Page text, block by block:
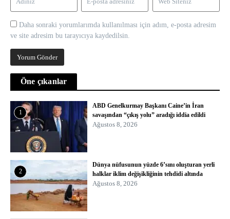
Daha sonraki yorumlarımda kullanılması için adım, e-posta adresim
ve site adresim bu tarayıcıya kaydedilsin.
Öne çıkanlar
1
ABD Genelkurmay Başkanı Caine’in İran
savaşından “çıkış yolu” aradığı iddia edildi
Ağustos 8, 2026
2
Dünya nüfusunun yüzde 6’sını oluşturan yerli
halklar iklim değişikliğinin tehdidi altında
Ağustos 8, 2026